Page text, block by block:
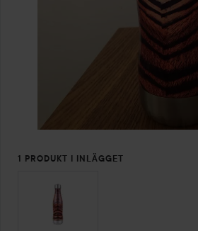
1 PRODUKT I INLÄGGET